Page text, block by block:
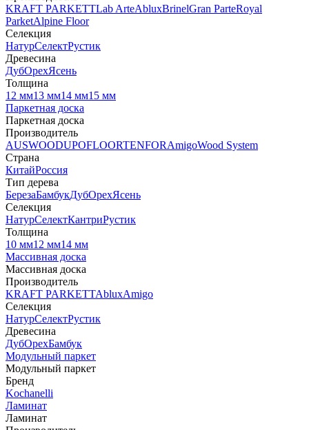
KRAFT PARKETTLab ArteAbluxBrinelGran ParteRoyal
ParketAlpine Floor
Селекция
НатурСелектРустик
Древесина
ДубОрехЯсень
Толщина
12 мм13 мм14 мм15 мм
Паркетная доска
Паркетная доска
Производитель
AUSWOODUPOFLOORTENFORAmigoWood System
Страна
КитайРоссия
Тип дерева
БерезаБамбукДубОрехЯсень
Селекция
НатурСелектКантриРустик
Толщина
10 мм12 мм14 мм
Массивная доска
Массивная доска
Производитель
KRAFT PARKETTAbluxAmigo
Селекция
НатурСелектРустик
Древесина
ДубОрехБамбук
Модульный паркет
Модульный паркет
Бренд
Kochanelli
Ламинат
Ламинат